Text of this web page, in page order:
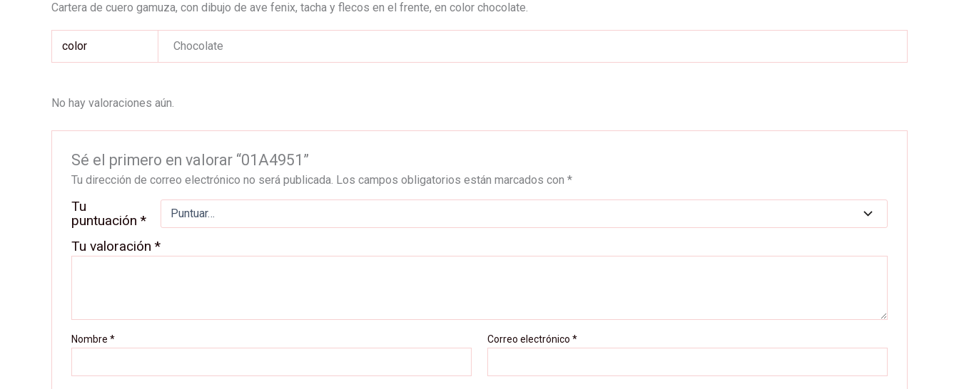
Cartera de cuero gamuza, con dibujo de ave fenix, tacha y flecos en el frente, en color chocolate.
color Chocolate
No hay valoraciones aún.
Sé el primero en valorar “01A4951”
Tu dirección de correo electrónico no será publicada. Los campos obligatorios están marcados con *
Tu
puntuación *
Tu valoración *
Nombre * Correo electrónico*